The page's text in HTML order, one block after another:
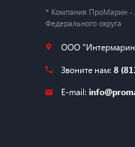
* Компания ПроМарин -
Федерального округа
ООО
Звоните нам: 8
E-mail: